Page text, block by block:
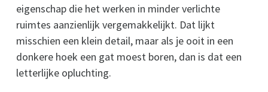
eigenschap die het werken in minder verlichte
ruimtes aanzienlijk vergemakkelijkt. Dat lijkt
misschien een klein detail, maar als je ooit in een
donkere hoek een gat moest boren, dan is dat een
letterlijke opluchting.